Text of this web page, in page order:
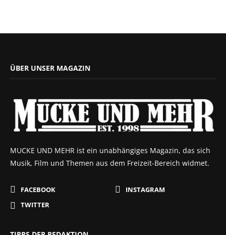
ÜBER UNSER MAGAZIN
MUCKE UND MEHR ist ein unabhängiges Magazin, das sich
Musik, Film und Themen aus dem Freizeit-Bereich widmet.
FACEBOOK
INSTAGRAM
TWITTER